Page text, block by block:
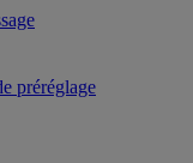
préréglage